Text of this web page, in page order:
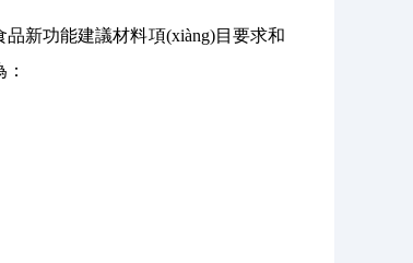
新功能建議材料項(xiàng)目要求和